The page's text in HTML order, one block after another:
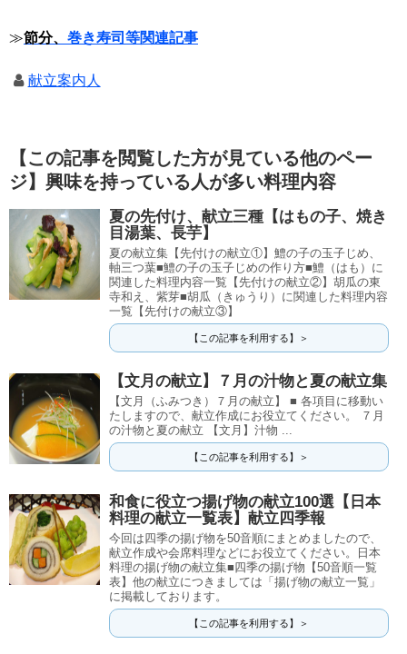
≫節分、 巻き寿司等関連記事
献立案内人
【この記事を閲覧した方が見ている他のペー
ジ】興味を持っている人が多い料理内容
夏の先付け、献立三種【はもの子、焼き
目湯葉、長芋】
夏の献立集【先付けの献立①】鱧の子の玉子じめ、
軸三つ葉■鱧の子の玉子じめの作り方■鱧（はも）に
関連した料理内容一覧【先付けの献立②】胡瓜の東
寺和え、紫芽■胡瓜（きゅうり）に関連した料理内容
一覧【先付けの献立③】
【この記事を利用する】＞
【文月の献立】７月の汁物と夏の献立集
【文月（ふみつき）７月の献立】 ■ 各項目に移動い
たしますので、献立作成にお役立てください。 ７月
の汁物と夏の献立 【文月】汁物 ...
【この記事を利用する】＞
和食に役立つ揚げ物の献立100選【日本
料理の献立一覧表】献立四季報
今回は四季の揚げ物を50音順にまとめましたので、
献立作成や会席料理などにお役立てください。日本
料理の揚げ物の献立集■四季の揚げ物【50音順一覧
表】他の献立につきましては「揚げ物の献立一覧」
に掲載しております。
【この記事を利用する】＞